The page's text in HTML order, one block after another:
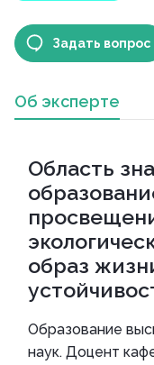
Задать вопрос
Об эксперте
Область
образ
Образование
наук. Доцент